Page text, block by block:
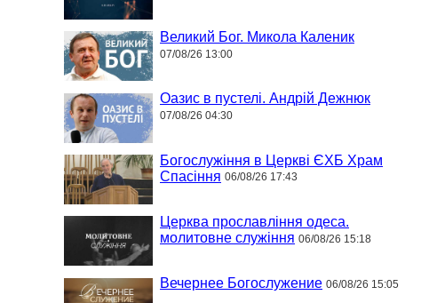
Великий Бог. Микола Каленик
07/08/26 13:00
Оазис в пустелі. Андрій Дежнюк
07/08/26 04:30
Богослужіння в Церкві ЄХБ Храм
Спасіння 06/08/26 17:43
Церква прославління одеса.
молитовне служіння 06/08/26 15:18
Вечернее Богослужение 06/08/26 15:05